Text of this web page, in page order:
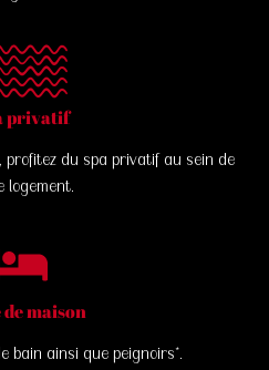
privatif
profitez du spa privatif au sein de
logement.
maison
bain ainsi que peignoirs*.